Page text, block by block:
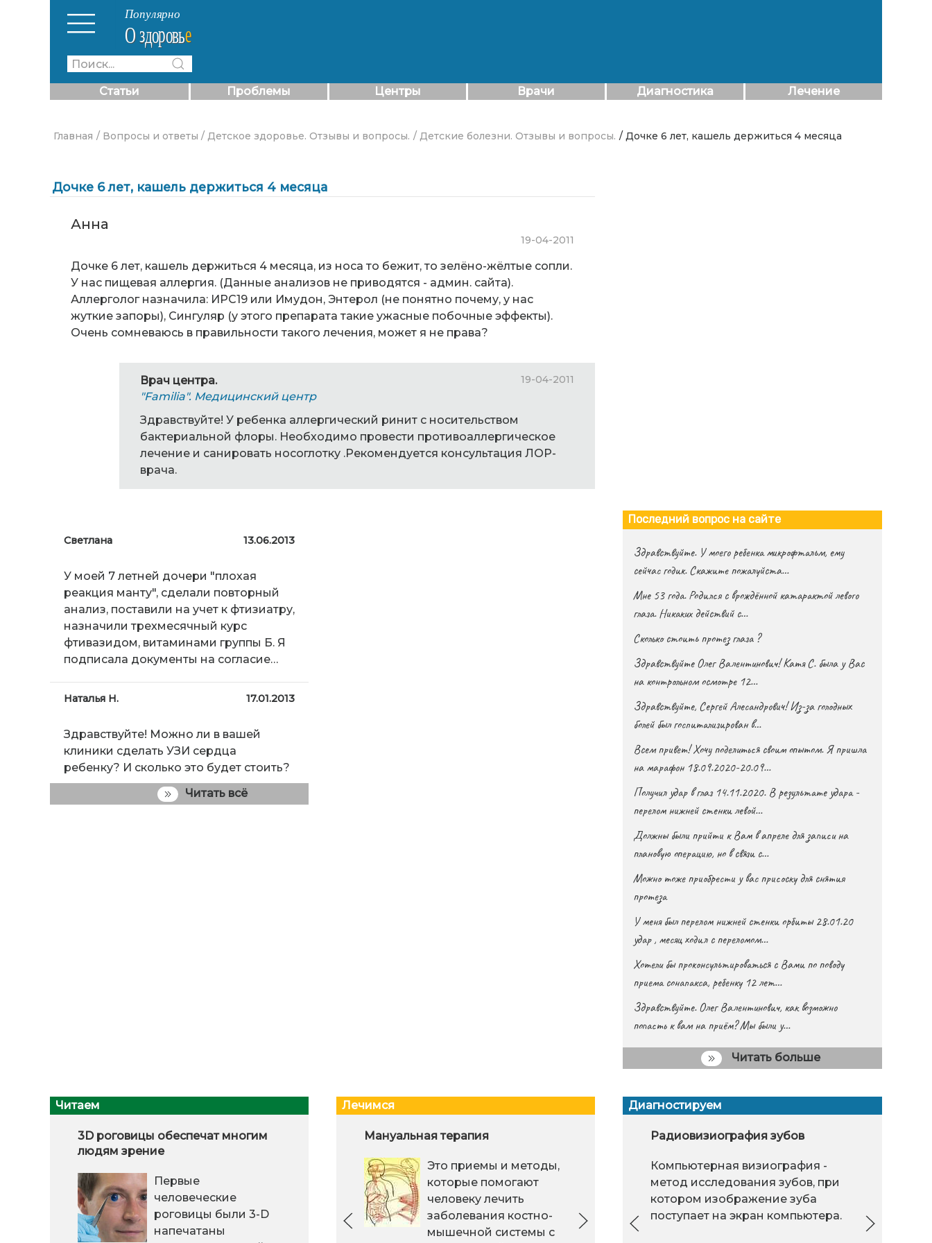
Статьи Проблемы Центры Врачи Диагностика Лечение
Главная / Вопросы и ответы / Детское здоровье. Отзывы и вопросы. / Детские болезни. Отзывы и вопросы. / Дочке 6 лет, кашель держиться 4 месяца
Дочке 6 лет, кашель держиться 4 месяца
Анна
19-04-2011
Дочке 6 лет, кашель держиться 4 месяца, из носа то бежит, то зелёно-жёлтые сопли.
У нас пищевая аллергия. (Данные анализов не приводятся - админ. сайта).
Аллерголог назначила: ИРС19 или Имудон, Энтерол (не понятно почему, у нас
жуткие запоры), Сингуляр (у этого препарата такие ужасные побочные эффекты).
Очень сомневаюсь в правильности такого лечения, может я не права?
Врач центра. 19-04-2011
"Familia". Медицинский центр
Здравствуйте! У ребенка аллергический ринит с носительством
бактериальной флоры. Необходимо провести противоаллергическое
лечение и санировать носоглотку .Рекомендуется консультация ЛОР-
врача.
Светлана 13.06.2013
У моей 7 летней дочери "плохая
реакция манту", сделали повторный
анализ, поставили на учет к фтизиатру,
назначили трехмесячный курс
фтивазидом, витаминами группы Б. Я
подписала документы на согласие…
Наталья Н. 17.01.2013
Здравствуйте! Можно ли в вашей
клиники сделать УЗИ сердца
ребенку? И сколько это будет стоить?
Читать всё
Последний вопрос на сайте
Здравствуйте. У моего ребенка микрофтальм, ему
сейчас годик. Скажите пожалуйста…
Мне 53 года. Родился с врождённой катарактой левого
глаза. Никаких действий с…
Сколько стоить протез глаза ?
Здравствуйте Олег Валентинович! Катя С. была у Вас
на контрольном осмотре 12…
Здравствуйте, Сергей Алесандрович! Из-за голодных
болей был госпитализирован в…
Всем привет! Хочу поделиться своим опытом. Я пришла
на марафон 18.09.2020-20.09…
Получил удар в глаз 14.11.2020. В результате удара -
перелом нижней стенки левой…
Должны были прийти к Вам в апреле для записи на
плановую операцию, но в связи с…
Можно тоже приобрести у вас присоску для снятия
протеза
У меня был перелом нижней стенки орбиты 28.01.20
удар , месяц ходил с переломом…
Хотели бы проконсультироваться с Вами по поводу
приема сонапакса, ребенку 12 лет…
Здравствуйте. Олег Валентинович, как возможно
попасть к вам на приём? Мы были у…
Читать больше
Читаем
3D роговицы обеспечат многим
людям зрение
Первые
человеческие
роговицы были 3-D
напечатаны
Массаж и гимнастика для
Массаж в
младенческом
возрасте
зарекомендовал
Влияние очистки организма на
После очистки
органов проходят
морщины, а кожа из
длятся
Лечимся
Мануальная терапия
Это приемы и методы,
которые помогают
человеку лечить
заболевания костно-
мышечной системы с
Эндоскопические операции
Эндоскопические операции - вид
проводимых операций с
помощью специальных приборов
(эндоскопов)
Диагностируем
Радиовизиография зубов
Компьютерная визиография -
метод исследования зубов, при
котором изображение зуба
поступает на экран компьютера.